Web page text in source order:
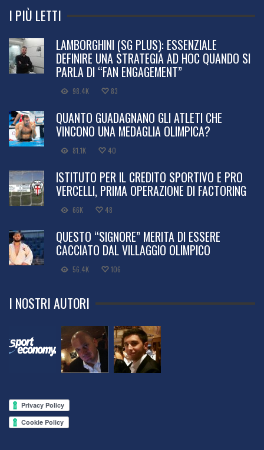
I PIÙ LETTI
LAMBORGHINI (SG PLUS): ESSENZIALE
DEFINIRE UNA STRATEGIA AD HOC QUANDO SI
PARLA DI “FAN ENGAGEMENT”
98.4K 83
QUANTO GUADAGNANO GLI ATLETI CHE
VINCONO UNA MEDAGLIA OLIMPICA?
81.1K 40
ISTITUTO PER IL CREDITO SPORTIVO E PRO
VERCELLI, PRIMA OPERAZIONE DI FACTORING
66K 48
QUESTO “SIGNORE” MERITA DI ESSERE
CACCIATO DAL VILLAGGIO OLIMPICO
56.4K 106
I NOSTRI AUTORI